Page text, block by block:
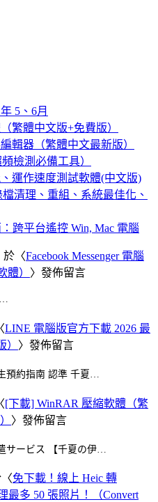
5、6月
繁體中文版+免費版）
輯器（繁體中文最新版）
檢測必備工具）
、運作速度測試軟體(中文版)
檔清理、重組、系統最佳化、
跨平台遙控 Win, Mac 電腦
於〈Facebook Messenger 電腦
體） 〉發佈留言
LINE 電腦版官方下載 2026 最
） 〉發佈留言
預約指南 認準 千夏…
[下載] WinRAR 壓縮軟體（繁
〉發佈留言
サービス 【千夏の伊…
免下載！線上 Heic 轉
最多 50 張照片！（Convert